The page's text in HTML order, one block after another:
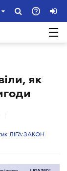
як
ЛІГА:ЗАКОН